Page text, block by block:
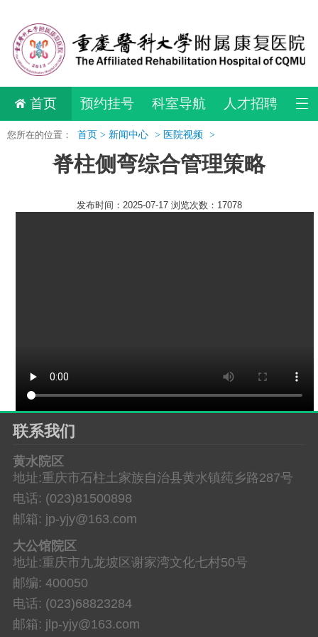
首页 预约挂号 科室导航 人才招聘
您所在的位置： 首页 > 新闻中心 > 医院视频 >
脊柱侧弯综合管理策略
发布时间：2025-07-17 浏览次数：17078
联系我们
黄水院区
地址:重庆市石柱土家族自治县黄水镇莼乡路287号
电话: (023)81500898
邮箱: jp-yjy@163.com
大公馆院区
地址:重庆市九龙坡区谢家湾文化七村50号
邮编: 400050
电话: (023)68823284
邮箱: jlp-yjy@163.com